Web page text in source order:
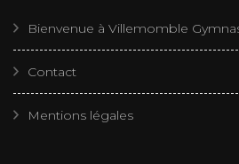
Bienvenue à Villemomble
Contact
Mentions légales